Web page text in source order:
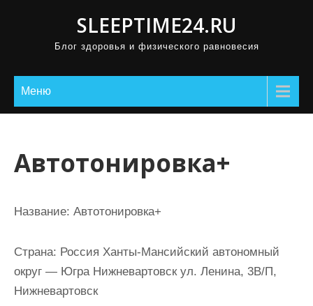
SLEEPTIME24.RU
Блог здоровья и физического равновесия
Меню
Автотонировка+
Название: Автотонировка+
Страна: Россия Ханты-Мансийский автономный
округ — Югра Нижневартовск ул. Ленина, 3В/П,
Нижневартовск